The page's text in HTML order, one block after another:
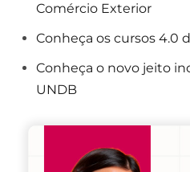
Comércio Exterior
Conheça os cursos 4.0
Conheça o novo jeito
UNDB